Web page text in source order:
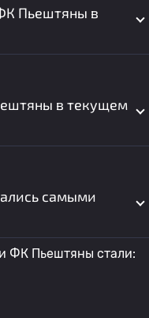
Пьештяны в
в текущем
самыми
ФК Пьештяны стали: